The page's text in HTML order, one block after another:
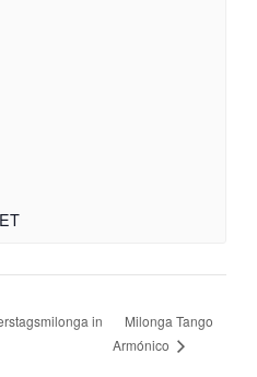
in
Milonga Tango
Armónico